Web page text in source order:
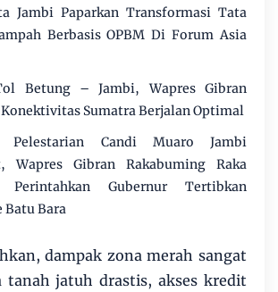
Jambi Paparkan Transformasi Tata
Berbasis OPBM Di Forum Asia
Betung – Jambi, Wapres Gibran
Sumatra Berjalan Optimal
Pelestarian Candi Muaro Jambi
Wapres Gibran Rakabuming Raka
Perintahkan Gubernur Tertibkan
Batu Bara
dampak zona merah sangat
tanah jatuh drastis, akses kredit